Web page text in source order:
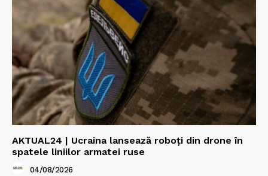
AKTUAL24 | Ucraina lansează roboți din drone în
spatele liniilor armatei ruse
04/08/2026